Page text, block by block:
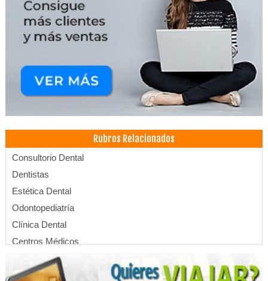
Rubros Relacionados
Consultorio Dental
Dentistas
Estética Dental
Odontopediatría
Clínica Dental
Centros Médicos
Salud: Centros Médicos
Implantología Dental